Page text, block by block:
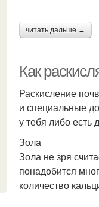
читать дальше →
Как
Раскисление
и специальные
у тебя либо есть
Зола
Зола не зря
понадобится
количество